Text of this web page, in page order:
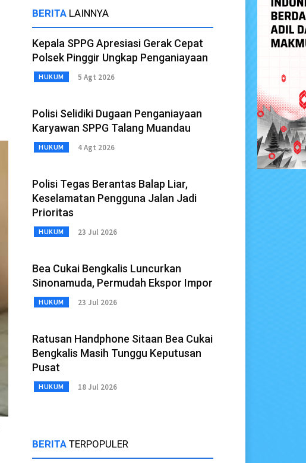
BERITA LAINNYA
Kepala SPPG Apresiasi Gerak Cepat
Polsek Pinggir Ungkap Penganiayaan
HUKUM 5 Agt 2026
Polisi Selidiki Dugaan Penganiayaan
Karyawan SPPG Talang Muandau
HUKUM 4 Agt 2026
Polisi Tegas Berantas Balap Liar,
Keselamatan Pengguna Jalan Jadi
Prioritas
HUKUM 23 Jul 2026
Bea Cukai Bengkalis Luncurkan
Sinonamuda, Permudah Ekspor Impor
HUKUM 23 Jul 2026
Ratusan Handphone Sitaan Bea Cukai
Bengkalis Masih Tunggu Keputusan
Pusat
HUKUM 18 Jul 2026
BERITA TERPOPULER